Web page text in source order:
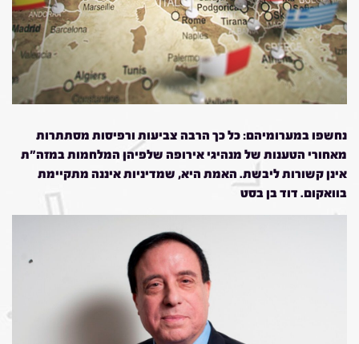
נחשפו במערומיהם: כל כך הרבה צביעות ורפיסות מסתתרות
מאחורי הטענות של מנהיגי אירופה שלפיהן המלחמות במזה"ת
אינן קשורות ליבשת. האמת היא, שמדיניות איננה מתקיימת
בוואקום. דוד בן בסט